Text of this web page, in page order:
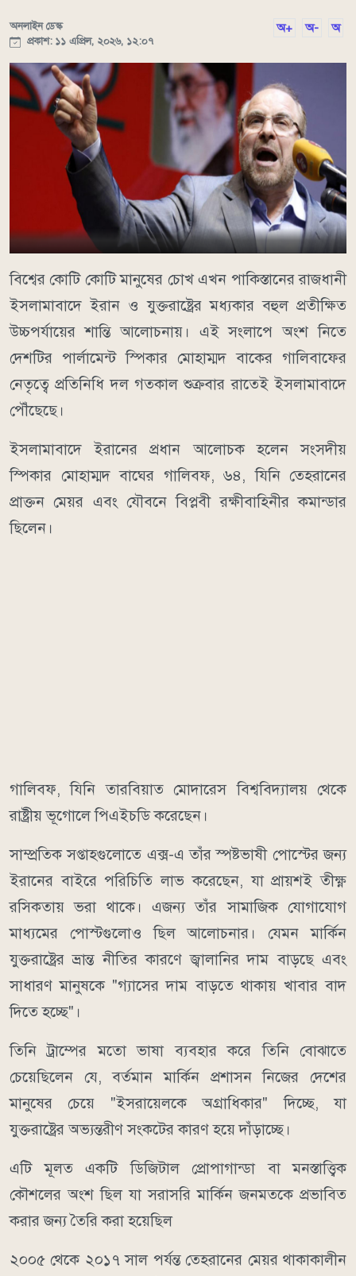
অনলাইন ডেস্ক
প্রকাশ: ১১ এপ্রিল, ২০২৬, ১২:০৭
অ+ অ- অ
বিশ্বের কোটি কোটি মানুষের চোখ এখন পাকিস্তানের রাজধানী
ইসলামাবাদে ইরান ও যুক্তরাষ্ট্রের মধ্যকার বহুল প্রতীক্ষিত
উচ্চপর্যায়ের শান্তি আলোচনায়। এই সংলাপে অংশ নিতে
দেশটির পার্লামেন্ট স্পিকার মোহাম্মদ বাকের গালিবাফের
নেতৃত্বে প্রতিনিধি দল গতকাল শুক্রবার রাতেই ইসলামাবাদে
পৌঁছেছে।
ইসলামাবাদে ইরানের প্রধান আলোচক হলেন সংসদীয়
স্পিকার মোহাম্মদ বাঘের গালিবফ, ৬৪, যিনি তেহরানের
প্রাক্তন মেয়র এবং যৌবনে বিপ্লবী রক্ষীবাহিনীর কমান্ডার
ছিলেন।
গালিবফ, যিনি তারবিয়াত মোদারেস বিশ্ববিদ্যালয় থেকে
রাষ্ট্রীয় ভূগোলে পিএইচডি করেছেন।
সাম্প্রতিক সপ্তাহগুলোতে এক্স-এ তাঁর স্পষ্টভাষী পোস্টের জন্য
ইরানের বাইরে পরিচিতি লাভ করেছেন, যা প্রায়শই তীক্ষ্ণ
রসিকতায় ভরা থাকে। এজন্য তাঁর সামাজিক যোগাযোগ
মাধ্যমের পোস্টগুলোও ছিল আলোচনার। যেমন মার্কিন
যুক্তরাষ্ট্রের ভ্রান্ত নীতির কারণে জ্বালানির দাম বাড়ছে এবং
সাধারণ মানুষকে "গ্যাসের দাম বাড়তে থাকায় খাবার বাদ
দিতে হচ্ছে"।
তিনি ট্রাম্পের মতো ভাষা ব্যবহার করে তিনি বোঝাতে
চেয়েছিলেন যে, বর্তমান মার্কিন প্রশাসন নিজের দেশের
মানুষের চেয়ে "ইসরায়েলকে অগ্রাধিকার" দিচ্ছে, যা
যুক্তরাষ্ট্রের অভ্যন্তরীণ সংকটের কারণ হয়ে দাঁড়াচ্ছে।
এটি মূলত একটি ডিজিটাল প্রোপাগান্ডা বা মনস্তাত্ত্বিক
কৌশলের অংশ ছিল যা সরাসরি মার্কিন জনমতকে প্রভাবিত
করার জন্য তৈরি করা হয়েছিল
২০০৫ থেকে ২০১৭ সাল পর্যন্ত তেহরানের মেয়র থাকাকালীন